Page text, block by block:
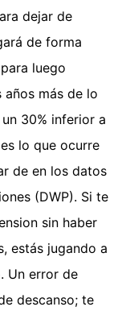
dejar de
de forma
luego
más de lo
30% inferior a
lo que ocurre
de en los datos
(DWP). Si te
sin haber
estás jugando a
Un error de
descanso; te